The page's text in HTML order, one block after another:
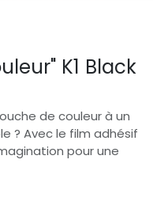
K1 Black
de couleur à un
? Avec le film adhésif
pour une